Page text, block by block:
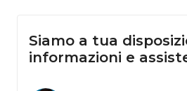
Siamo a tua
informazioni e